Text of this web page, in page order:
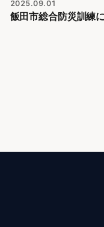
2025.09.01
飯田市総合防災訓練